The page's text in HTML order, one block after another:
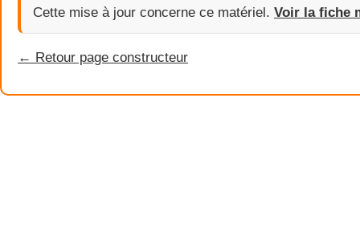
Cette mise à jour concerne ce matériel. Voir la fiche
← Retour page constructeur